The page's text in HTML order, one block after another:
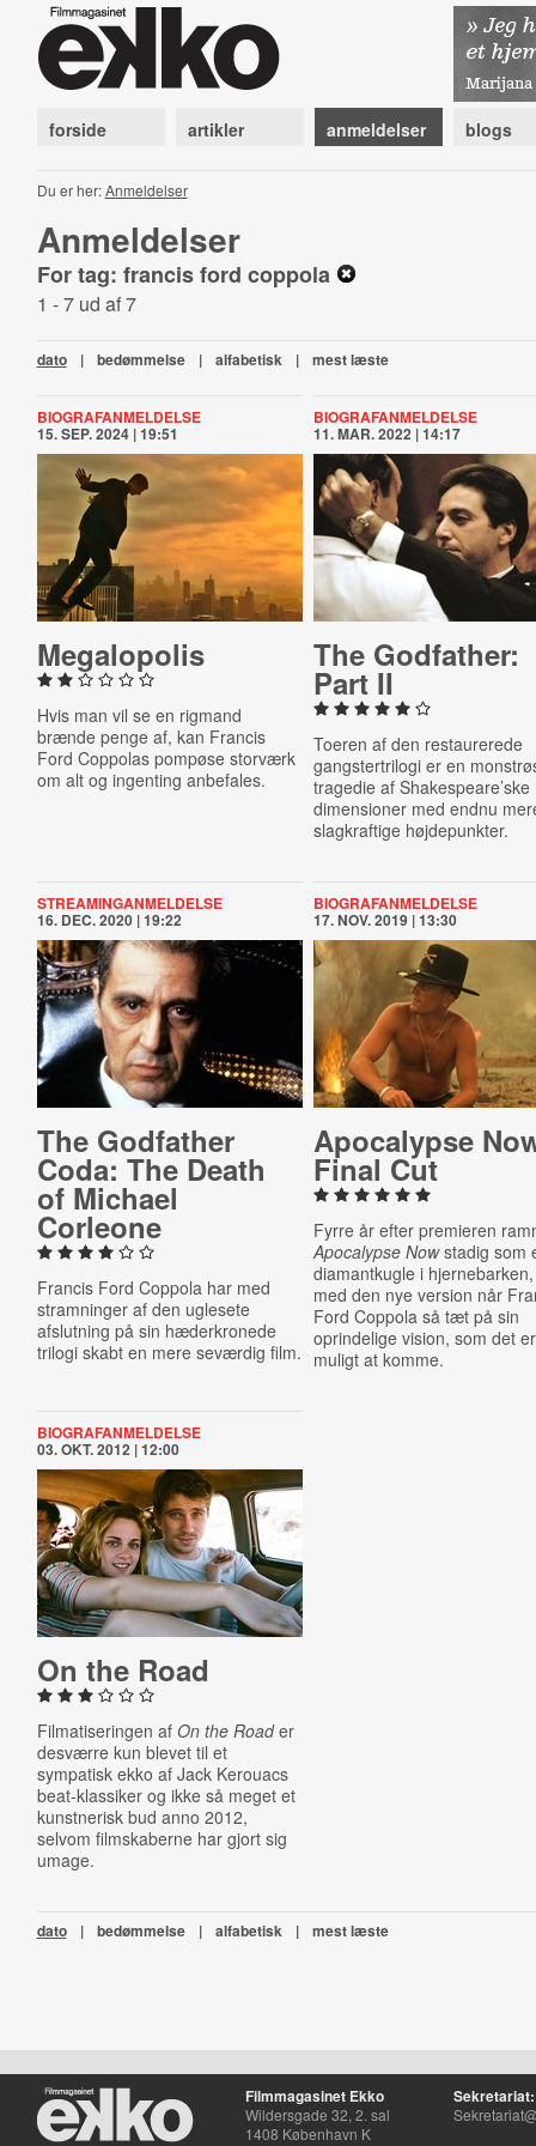
forside artikler anmeldelser blogs
Du er her:Anmeldelser
Anmeldelser
For tag: francis ford coppola
1 - 7 ud af 7
dato | bedømmelse | alfabetisk | mest læste
BIOGRAFANMELDELSE
15. SEP. 2024 | 19:51
Me­ga­lo­pol­is
Hvis man vil se en rigmand
brænde penge af, kan Francis
Ford Coppolas pompøse storværk
om alt og ingenting anbefales.
BIOGRAFANMELDELSE
11. MAR. 2022 | 14:17
The Godfather:
Part II
Toeren af den restaurerede
gangstertrilogi er en
tragedie af Shakespeare’ske
dimensioner med endnu
slagkraftige højdepunkter.
STREAMINGANMELDELSE
16. DEC. 2020 | 19:22
The Godfather
Coda: The Death
of Michael
Corleone
Francis Ford Coppola har med
stramninger af den uglesete
afslutning på sin hæderkronede
trilogi skabt en mere seværdig film.
BIOGRAFANMELDELSE
17. NOV. 2019 | 13:30
Apo­ca­lypse
Final Cut
Fyrre år efter premieren
Apocalypse Nowstadig som
diamantkugle i
med den nye version når
Ford Coppola så tæt på sin
oprindelige vision, som det er
muligt at komme.
BIOGRAFANMELDELSE
03. OKT. 2012 | 12:00
On the Road
Filmatiseringen af On the Roader
desværre kun blevet til et
sympatisk ekko af Jack Kerouacs
beat-klassiker og ikke så meget et
kunstnerisk bud anno 2012,
selvom filmskaberne har gjort sig
umage.
dato | bedømmelse | alfabetisk | mest læste
Filmmagasinet Ekko
Wildersgade 32, 2. sal
1408 København K
Sekretariat: